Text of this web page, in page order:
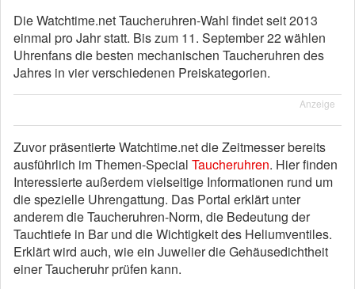
Die Watchtime.net Taucheruhren-Wahl findet seit 2013
einmal pro Jahr statt. Bis zum 11. September 22 wählen
Uhrenfans die besten mechanischen Taucheruhren des
Jahres in vier verschiedenen Preiskategorien.
Anzeige
Zuvor präsentierte Watchtime.net die Zeitmesser bereits
ausführlich im Themen-Special Taucheruhren. Hier finden
Interessierte außerdem vielseitige Informationen rund um
die spezielle Uhrengattung. Das Portal erklärt unter
anderem die Taucheruhren-Norm, die Bedeutung der
Tauchtiefe in Bar und die Wichtigkeit des Heliumventiles.
Erklärt wird auch, wie ein Juwelier die Gehäusedichtheit
einer Taucheruhr prüfen kann.